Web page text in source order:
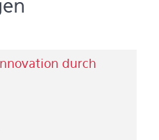
Innovation durch